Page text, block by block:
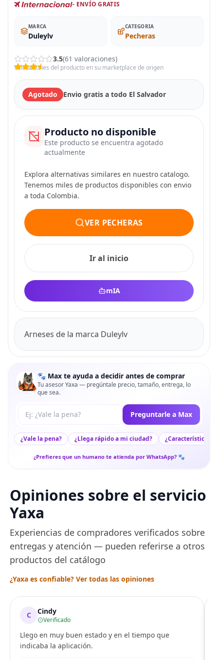
- ENVÍO GRATIS
MARCA
Duleylv
CATEGORIA
Pecheras
3.5(61 valoraciones)
Valoraciones del producto en su marketplace de origen
Agotado Envio gratis a todo El Salvador
Producto no disponible
Este producto se encuentra agotado
actualmente
Explora alternativas similares en nuestro catalogo.
Tenemos miles de productos disponibles con envio
a toda Colombia.
VER PECHERAS
Ir al inicio
mIA
Arneses de la marca Duleylv
🐾 Max te ayuda a decidir antes de comprar
Tu asesor Yaxa — pregúntale precio, tamaño, entrega, lo
que sea.
Tu pregunta a Max Preguntarle a Max
¿Vale la pena? ¿Llega rápido a mi ciudad? ¿Características
¿Prefieres que un humano te atienda por WhatsApp? 🐾
Opiniones sobre el servicio
Yaxa
Experiencias de compradores verificados sobre
entregas y atención — pueden referirse a otros
productos del catálogo
¿Yaxa es confiable? Ver todas las opiniones
C Cindy
Verificado
Llego en muy buen estado y en el tiempo que
indicaba la aplicación.